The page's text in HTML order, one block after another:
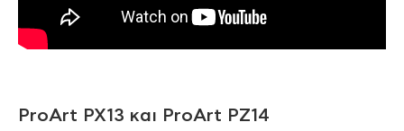
ProArt PX13 και ProArt PZ14